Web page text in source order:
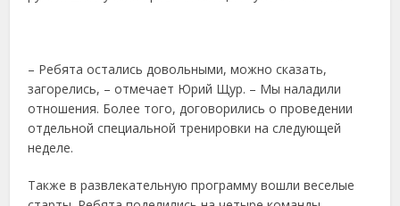
– Ребята остались довольными, можно сказать,
загорелись, – отмечает Юрий Щур. – Мы наладили
отношения. Более того, договорились о проведении
отдельной специальной тренировки на следующей
неделе.
Также в развлекательную программу вошли веселые